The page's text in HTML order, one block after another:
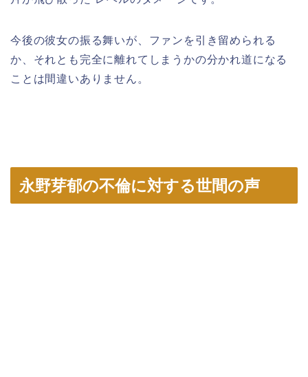
今後の彼女の振る舞いが、ファンを引き留められる
か、それとも完全に離れてしまうかの分かれ道になる
ことは間違いありません。
永野芽郁の不倫に対する世間の声